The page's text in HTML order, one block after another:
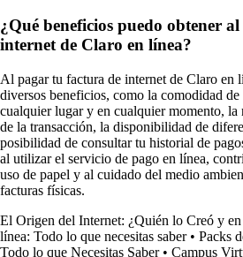
¿Qué beneficios puedo obtener
internet de Claro en línea?
Al pagar tu factura de internet de Claro en
diversos beneficios, como la comodidad de
cualquier lugar y en cualquier momento,
de la transacción, la disponibilidad de
posibilidad de consultar tu historial de
al utilizar el servicio de pago en línea,
uso de papel y al cuidado del medio
facturas físicas.
El Origen del Internet: ¿Quién lo Creó y
línea: Todo lo que necesitas saber• Packs
Todo lo que Necesitas Saber• Campus